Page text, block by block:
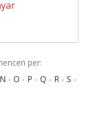
per:
N - O - P - Q - R - S -